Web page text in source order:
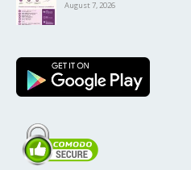
August 7, 2026